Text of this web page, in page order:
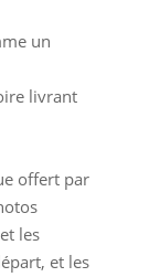
un
livrant
offert par
les
et les